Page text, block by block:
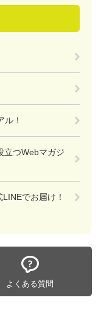
！
立つWebマガジ
でお届け！
よくある質問